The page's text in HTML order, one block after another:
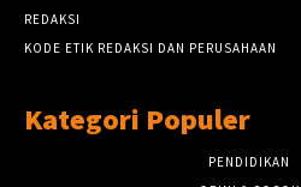
REDAKSI
KODE ETIK REDAKSI DAN PERUSAHAAN
Kategori Populer
PENDIDIKAN